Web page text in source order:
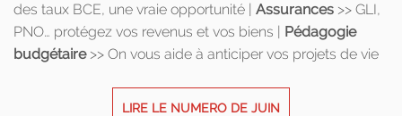
des taux BCE, une vraie opportunité | Assurances >> GLI,
PNO… protégez vos revenus et vos biens | Pédagogie
budgétaire>> On vous aide à anticiper vos projets de vie
LIRE LE NUMERO DE JUIN